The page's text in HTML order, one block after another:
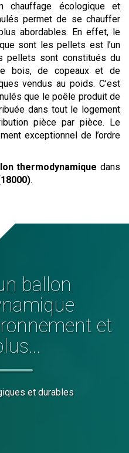
chauffage écologique et
permet de se chauffer
abordables. En effet, le
sont les pellets est l’un
pellets sont constitués du
bois, de copeaux et de
vendus au poids. C’est
que le poêle produit de
dans tout le logement
pièce par pièce. Le
exceptionnel de l’ordre
thermodynamique dans
.
ballon
et
et durables